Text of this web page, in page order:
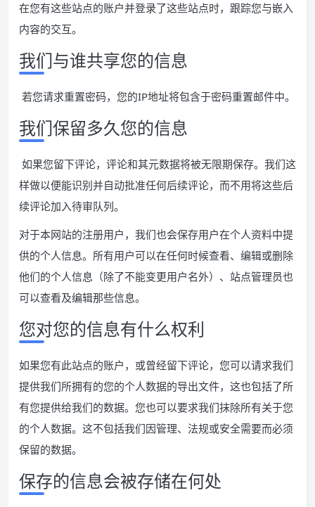
在您有这些站点的账户并登录了这些站点时，跟踪您与嵌入
内容的交互。
我们与谁共享您的信息
若您请求重置密码，您的IP地址将包含于密码重置邮件中。
我们保留多久您的信息
如果您留下评论，评论和其元数据将被无限期保存。我们这
样做以便能识别并自动批准任何后续评论，而不用将这些后
续评论加入待审队列。
对于本网站的注册用户，我们也会保存用户在个人资料中提
供的个人信息。所有用户可以在任何时候查看、编辑或删除
他们的个人信息（除了不能变更用户名外）、站点管理员也
可以查看及编辑那些信息。
您对您的信息有什么权利
如果您有此站点的账户，或曾经留下评论，您可以请求我们
提供我们所拥有的您的个人数据的导出文件，这也包括了所
有您提供给我们的数据。您也可以要求我们抹除所有关于您
的个人数据。这不包括我们因管理、法规或安全需要而必须
保留的数据。
保存的信息会被存储在何处